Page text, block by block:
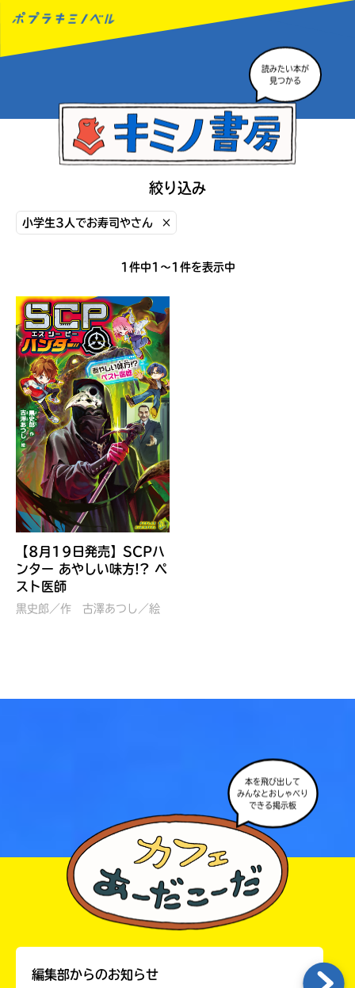
読みたい本が
見つかる
絞り込み
小学生3人でお寿司やさん ×
1件中1〜1件を表示中
【8月19日発売】SCPハ
ンター あやしい味方!? ペ
スト医師
黒史郎／作 古澤あつし／絵
本を飛び出して
みんなとおしゃべり
できる掲示板
編集部からのお知らせ